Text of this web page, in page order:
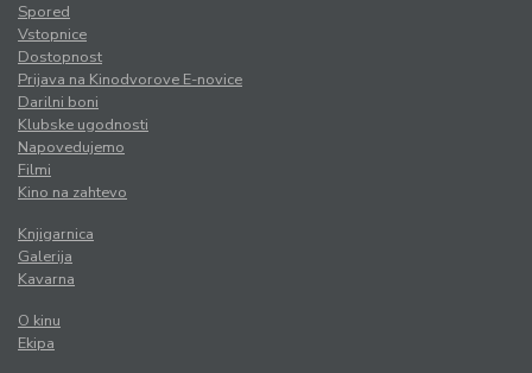
Spored
Vstopnice
Dostopnost
Prijava na Kinodvorove E-novice
Darilni boni
Klubske ugodnosti
Napovedujemo
Filmi
Kino na zahtevo
Knjigarnica
Galerija
Kavarna
O kinu
Ekipa